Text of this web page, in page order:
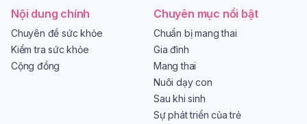
Nội dung chính
Chuyên đề sức khỏe
Kiểm tra sức khỏe
Cộng đồng
Chuyên mục nổi bật
Chuẩn bị mang thai
Gia đình
Mang thai
Nuôi dạy con
Sau khi sinh
Sự phát triển của trẻ